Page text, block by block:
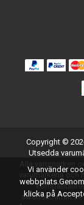
Copyright ©
Utsedda
Alla varumärken
varumärkena
Vi använder
klicka på